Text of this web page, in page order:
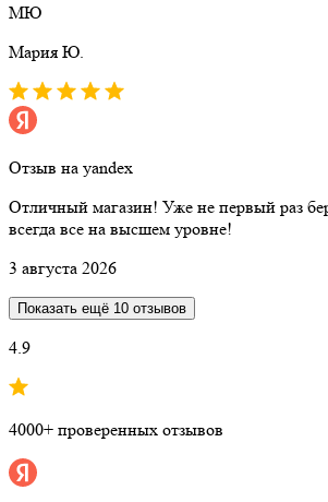
МЮ
Мария Ю.
Отзыв на yandex
Отличный магазин! Уже не первый раз
всегда все на высшем уровне!
3 августа 2026
Показать ещё 10 отзывов
4.9
4000+ проверенных отзывов